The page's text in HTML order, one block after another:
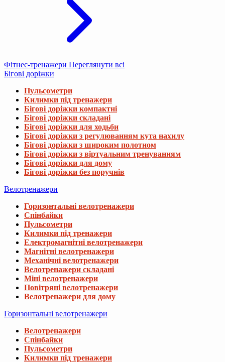
Фітнес-тренажери Переглянути всі
Бігові доріжки
Пульсометри
Килимки під тренажери
Бігові доріжки компактні
Бігові доріжки складані
Бігові доріжки для ходьби
Бігові доріжки з регулюванням кута нахилу
Бігові доріжки з широким полотном
Бігові доріжки з віртуальним тренуванням
Бігові доріжки для дому
Бігові доріжки без поручнів
Велотренажери
Горизонтальні велотренажери
Спінбайки
Пульсометри
Килимки під тренажери
Електромагнітні велотренажери
Магнітні велотренажери
Механічні велотренажери
Велотренажери складані
Міні велотренажери
Повітряні велотренажери
Велотренажери для дому
Горизонтальні велотренажери
Велотренажери
Спінбайки
Пульсометри
Килимки під тренажери